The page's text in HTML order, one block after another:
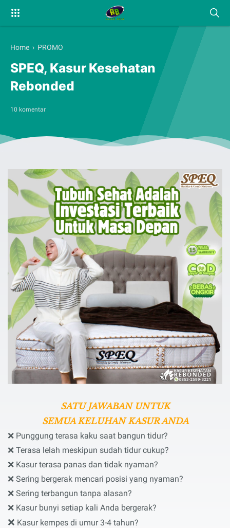
Home › PROMO
SPEQ, Kasur Kesehatan
Rebonded
10 komentar
SATU JAWABAN UNTUK
SEMUA KELUHAN KASUR ANDA
❌ Punggung terasa kaku saat bangun tidur?
❌ Terasa lelah meskipun sudah tidur cukup?
❌ Kasur terasa panas dan tidak nyaman?
❌ Sering bergerak mencari posisi yang nyaman?
❌ Sering terbangun tanpa alasan?
❌ Kasur bunyi setiap kali Anda bergerak?
❌ Kasur kempes di umur 3-4 tahun?